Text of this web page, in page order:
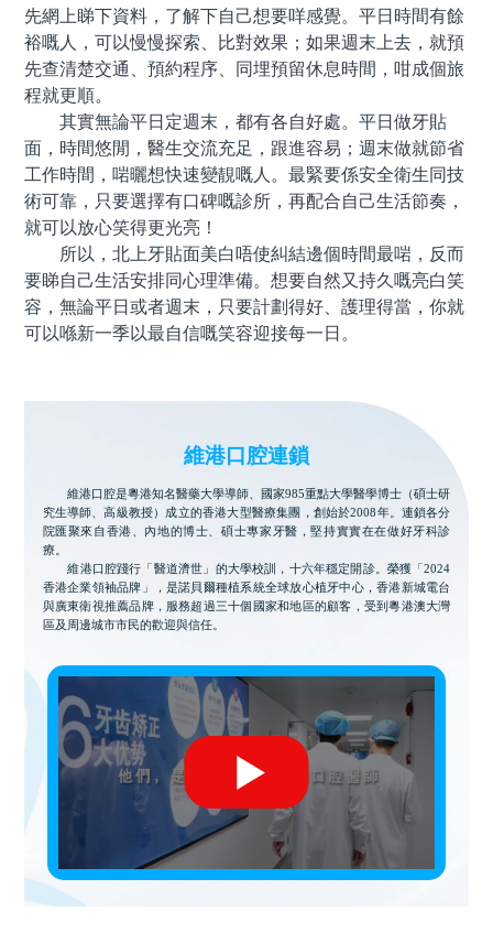
先網上睇下資料，了解下自己想要咩感覺。平日時間有餘
裕嘅人，可以慢慢探索、比對效果；如果週末上去，就預
先查清楚交通、預約程序、同埋預留休息時間，咁成個旅
程就更順。
其實無論平日定週末，都有各自好處。平日做牙貼
面，時間悠閒，醫生交流充足，跟進容易；週末做就節省
工作時間，啱曬想快速變靚嘅人。最緊要係安全衛生同技
術可靠，只要選擇有口碑嘅診所，再配合自己生活節奏，
就可以放心笑得更光亮！
所以，北上牙貼面美白唔使糾結邊個時間最啱，反而
要睇自己生活安排同心理準備。想要自然又持久嘅亮白笑
容，無論平日或者週末，只要計劃得好、護理得當，你就
可以喺新一季以最自信嘅笑容迎接每一日。
維港口腔連鎖
維港口腔是粵港知名醫藥大學導師、國家985重點大學醫學博士（碩士研
究生導師、高級教授）成立的香港大型醫療集團，創始於2008年。連鎖各分
院匯聚來自香港、內地的博士、碩士專家牙醫，堅持實實在在做好牙科診
療。
維港口腔踐行「醫道濟世」的大學校訓，十六年穩定開診。榮獲「2024
香港企業領袖品牌」，是諾貝爾種植系統全球放心植牙中心，香港新城電台
與廣東衛視推薦品牌，服務超過三十個國家和地區的顧客，受到粵港澳大灣
區及周邊城市市民的歡迎與信任。